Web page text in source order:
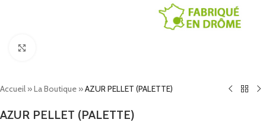
Accueil »La Boutique »AZUR PELLET (PALETTE)
AZUR PELLET (PALETTE)